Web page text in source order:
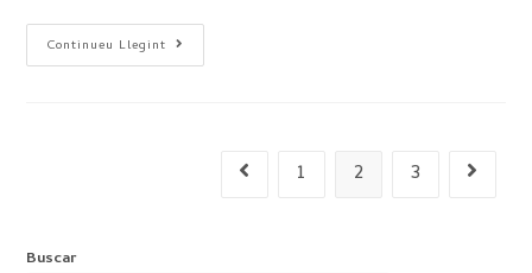
Continueu Llegint
1 2 3
Buscar